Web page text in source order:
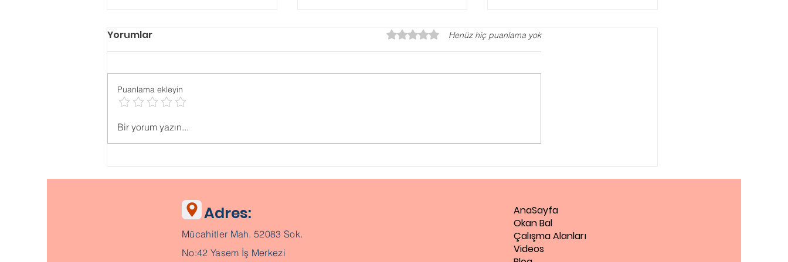
Psikolojik ONLİNE TESTLER
Yorumlar 5 üzerinden 0 yıldızHenüz hiç puanlama yok
Puanlama ekleyin
Bir yorum yazın...
Adres:
Mücahitler Mah. 52083 Sok.
No:42 Yasem İş Merkezi
AnaSayfa
Okan Bal
Çalışma Alanları
Videos